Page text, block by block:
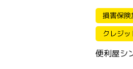
損害保険
クレジ
便利屋シ